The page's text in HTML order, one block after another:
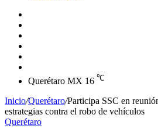
Querétaro MX 16 ℃
Inicio/Querétaro/Participa SSC en
estrategias contra el robo de vehículos
Querétaro